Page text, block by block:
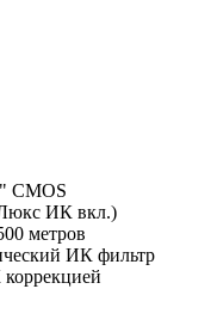
CMOS
ИК вкл.)
метров
ИК фильтр